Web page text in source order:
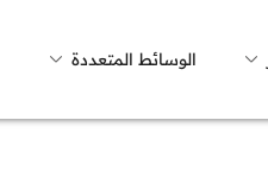
الوسائط المتعددة